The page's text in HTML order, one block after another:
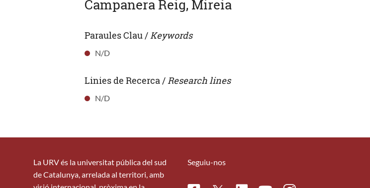
Campanera Reig, Mireia
Paraules Clau / Keywords
N/D
Linies de Recerca / Research lines
N/D
La URV és la universitat pública del sud
de Catalunya, arrelada al territori, amb
Seguiu-nos